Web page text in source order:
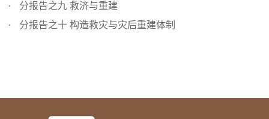
分报告之九 救济与重建
分报告之十 构造救灾与灾后重建体制